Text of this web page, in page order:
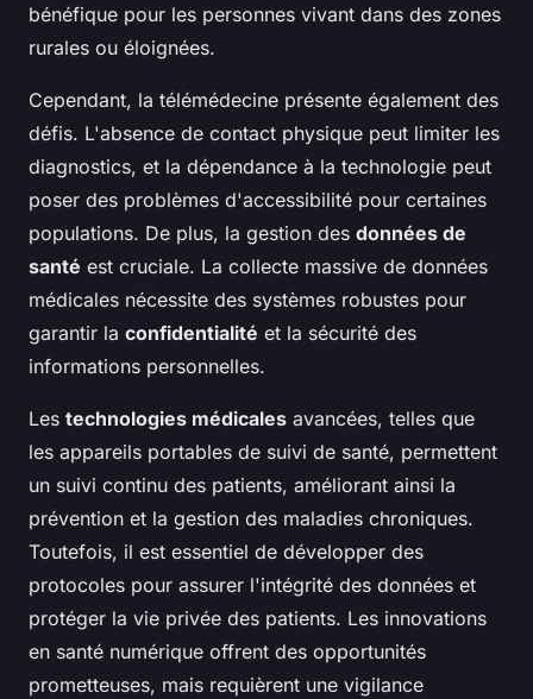
bénéfique pour les personnes vivant dans des zones
rurales ou éloignées.
Cependant, la télémédecine présente également des
défis. L'absence de contact physique peut limiter les
diagnostics, et la dépendance à la technologie peut
poser des problèmes d'accessibilité pour certaines
populations. De plus, la gestion des données de
santé est cruciale. La collecte massive de données
médicales nécessite des systèmes robustes pour
garantir la confidentialité et la sécurité des
informations personnelles.
Les technologies médicales avancées, telles que
les appareils portables de suivi de santé, permettent
un suivi continu des patients, améliorant ainsi la
prévention et la gestion des maladies chroniques.
Toutefois, il est essentiel de développer des
protocoles pour assurer l'intégrité des données et
protéger la vie privée des patients. Les innovations
en santé numérique offrent des opportunités
prometteuses, mais requièrent une vigilance